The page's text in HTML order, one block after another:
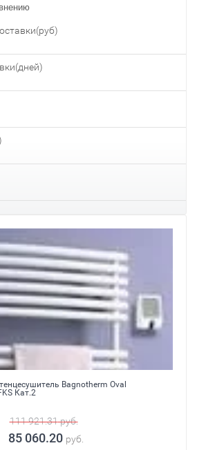
Bagnotherm Oval
Кат.2
111 921.31руб.
85 060.20 руб.